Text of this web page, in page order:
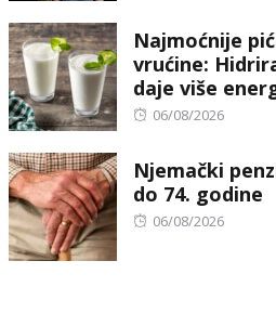
Najmoćnije
vrućine:
daje više
Posted
06/08/2026
Njemački
do 74. godine
Posted
06/08/2026